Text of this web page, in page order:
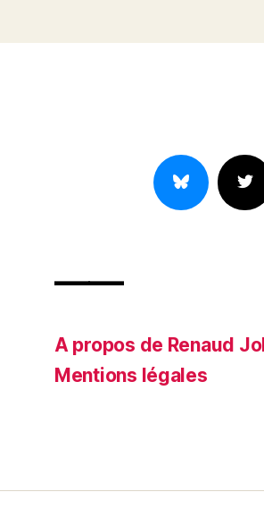
——
A propos de Renaud
Mentions légales